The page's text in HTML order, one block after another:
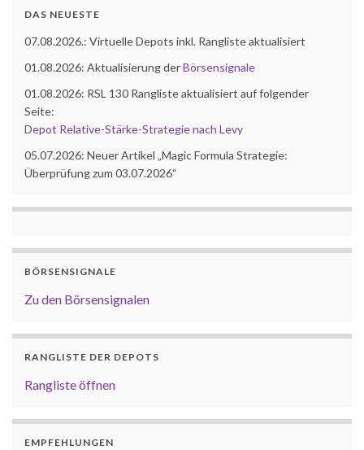
DAS NEUESTE
07.08.2026.: Virtuelle Depots inkl. Rangliste aktualisiert
01.08.2026: Aktualisierung derBörsensignale
01.08.2026: RSL 130 Rangliste aktualisiert auf folgender
Seite:
Depot Relative-Stärke-Strategie nach Levy
05.07.2026: Neuer Artikel „Magic Formula Strategie:
Überprüfung zum 03.07.2026“
BÖRSENSIGNALE
Zu den Börsensignalen
RANGLISTE DER DEPOTS
Rangliste öffnen
EMPFEHLUNGEN